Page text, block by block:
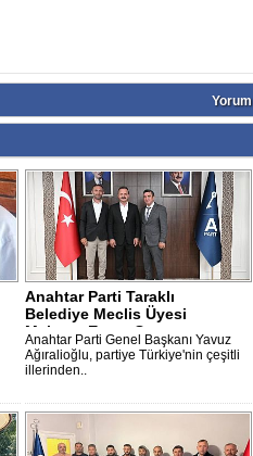
Yorum
Anahtar Parti Taraklı
Belediye Meclis Üyesi
Mehmet Esen, Gen..
Anahtar Parti Genel Başkanı Yavuz
Ağıralioğlu, partiye Türkiye'nin çeşitli
illerinden..